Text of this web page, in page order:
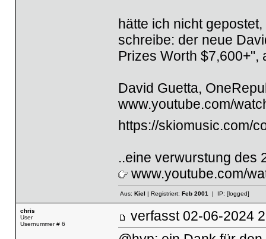
hätte ich nicht
schreibe: der neue
Prizes Worth $7,600+",
David Guetta,
www.youtube.com/
https://skiomusic.com/
..eine verwurstung des
www.youtube.com/
Aus: Kiel | Registriert: Feb 2001| IP: [logged]
chris
User
Usernummer # 6
verfasst 02-06-